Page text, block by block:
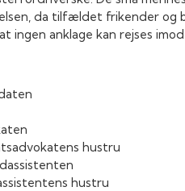
da tilfældet frikender og
ingen anklage kan rejses imod
hustru
hustru